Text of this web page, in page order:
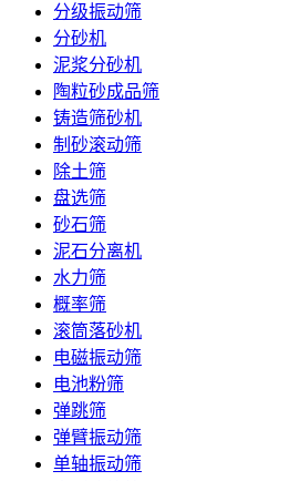
分级振动筛
分砂机
泥浆分砂机
陶粒砂成品筛
铸造筛砂机
制砂滚动筛
除土筛
盘选筛
砂石筛
泥石分离机
水力筛
概率筛
滚筒落砂机
电磁振动筛
电池粉筛
弹跳筛
弹臂振动筛
单轴振动筛